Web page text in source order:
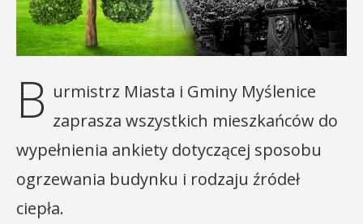
B urmistrz Miasta i Gminy Myślenice
zaprasza wszystkich mieszkańców do
wypełnienia ankiety dotyczącej sposobu
ogrzewania budynku i rodzaju źródeł
ciepła.